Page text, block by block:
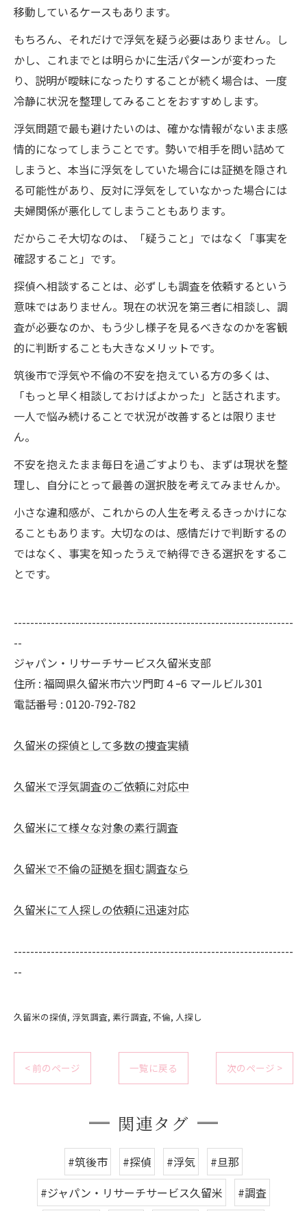
移動しているケースもあります。
もちろん、それだけで浮気を疑う必要はありません。し
かし、これまでとは明らかに生活パターンが変わった
り、説明が曖昧になったりすることが続く場合は、一度
冷静に状況を整理してみることをおすすめします。
浮気問題で最も避けたいのは、確かな情報がないまま感
情的になってしまうことです。勢いで相手を問い詰めて
しまうと、本当に浮気をしていた場合には証拠を隠され
る可能性があり、反対に浮気をしていなかった場合には
夫婦関係が悪化してしまうこともあります。
だからこそ大切なのは、「疑うこと」ではなく「事実を
確認すること」です。
探偵へ相談することは、必ずしも調査を依頼するという
意味ではありません。現在の状況を第三者に相談し、調
査が必要なのか、もう少し様子を見るべきなのかを客観
的に判断することも大きなメリットです。
筑後市で浮気や不倫の不安を抱えている方の多くは、
「もっと早く相談しておけばよかった」と話されます。
一人で悩み続けることで状況が改善するとは限りませ
ん。
不安を抱えたまま毎日を過ごすよりも、まずは現状を整
理し、自分にとって最善の選択肢を考えてみませんか。
小さな違和感が、これからの人生を考えるきっかけにな
ることもあります。大切なのは、感情だけで判断するの
ではなく、事実を知ったうえで納得できる選択をするこ
とです。
--------------------------------------------------------------------
--
ジャパン・リサーチサービス久留米支部
住所 : 福岡県久留米市六ツ門町４ｰ6 マールビル301
電話番号 : 0120-792-782
久留米の探偵として多数の捜査実績
久留米で浮気調査のご依頼に対応中
久留米にて様々な対象の素行調査
久留米で不倫の証拠を掴む調査なら
久留米にて人探しの依頼に迅速対応
--------------------------------------------------------------------
--
久留米の探偵 浮気調査 素行調査 不倫 人探し
< 前のページ 一覧に戻る 次のページ >
関連タグ
#筑後市 #探偵 #浮気
#旦那
#ジャパン・リサーチサービス久留米
#調査